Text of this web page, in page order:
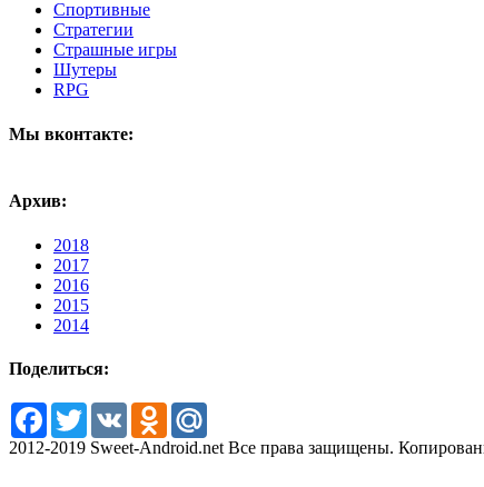
Спортивные
Стратегии
Страшные игры
Шутеры
RPG
Мы вконтакте:
Архив:
2018
2017
2016
2015
2014
Поделиться:
Facebook
TwitterVK Odnoklassniki
2012-2019 Sweet-Android.net Все права защищены.